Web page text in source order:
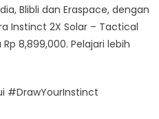
Blibli dan Eraspace, dengan
Instinct 2X Solar – Tactical
8,899,000. Pelajari lebih
#DrawYourInstinct